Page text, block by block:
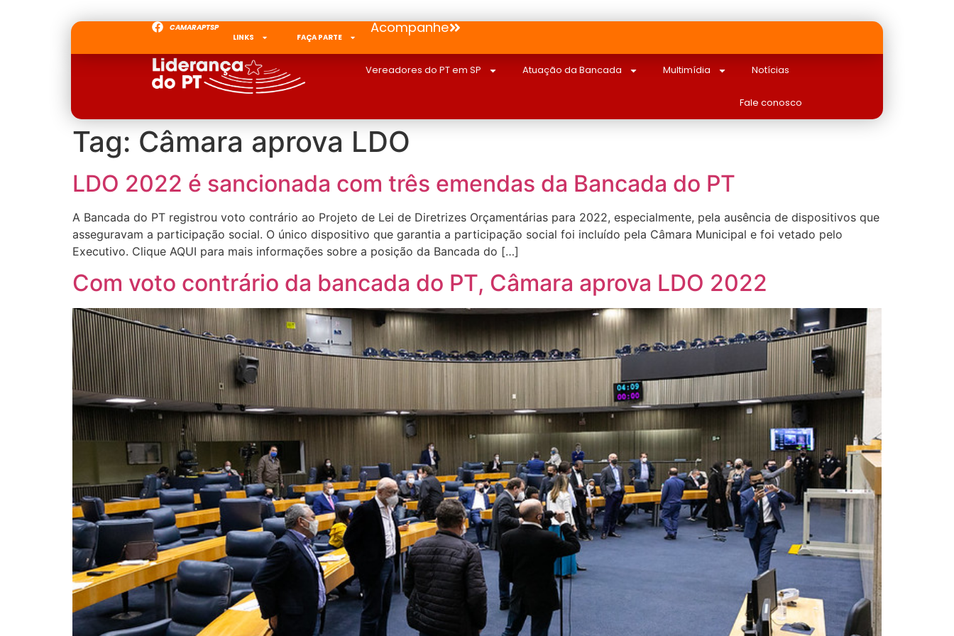
CAMARAPTSP
LINKS
FAÇA PARTE
Acompanhe
Vereadores do PT em SP Atuação da Bancada Multimídia Notícias
Fale conosco
Tag: Câmara aprova LDO
LDO 2022 é sancionada com três emendas da Bancada do PT
A Bancada do PT registrou voto contrário ao Projeto de Lei de Diretrizes Orçamentárias para 2022, especialmente, pela ausência de dispositivos que
asseguravam a participação social. O único dispositivo que garantia a participação social foi incluído pela Câmara Municipal e foi vetado pelo
Executivo. Clique AQUI para mais informações sobre a posição da Bancada do […]
Com voto contrário da bancada do PT, Câmara aprova LDO 2022